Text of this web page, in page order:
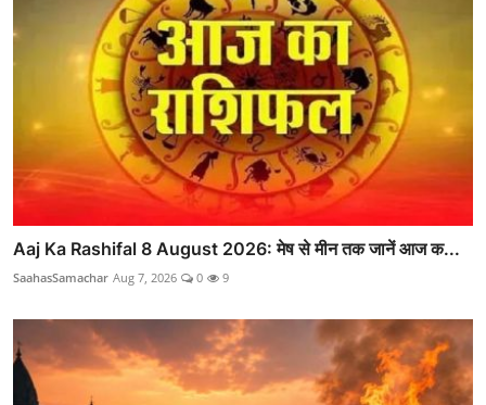
Aaj Ka Rashifal 8 August 2026: मेष से मीन तक जानें आज क...
SaahasSamachar Aug 7, 2026 0 9